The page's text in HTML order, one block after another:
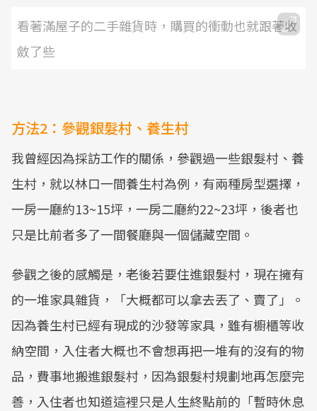
看著滿屋子的二手雜貨時，購買的衝動也就跟著收
斂了些
方法2：參觀銀髮村、養生村
我曾經因為採訪工作的關係，參觀過一些銀髮村、養
生村，就以林口一間養生村為例，有兩種房型選擇，
一房一廳約13~15坪，一房二廳約22~23坪，後者也
只是比前者多了一間餐廳與一個儲藏空間。
參觀之後的感觸是，老後若要住進銀髮村，現在擁有
的一堆家具雜貨，「大概都可以拿去丟了、賣了」。
因為養生村已經有現成的沙發等家具，雖有櫥櫃等收
納空間，入住者大概也不會想再把一堆有的沒有的物
品，費事地搬進銀髮村，因為銀髮村規劃地再怎麼完
善，入住者也知道這裡只是人生終點前的「暫時休息